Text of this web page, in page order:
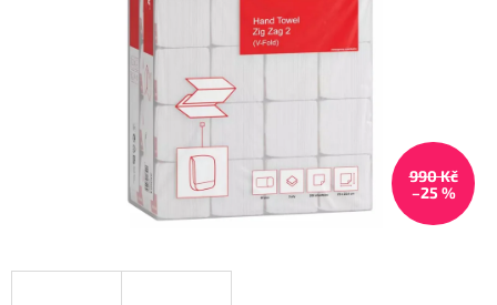
990 Kč
–25 %